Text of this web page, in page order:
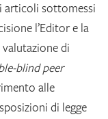
articoli sottomessi
l’Editor e la
di
blind peer
alle
di legge